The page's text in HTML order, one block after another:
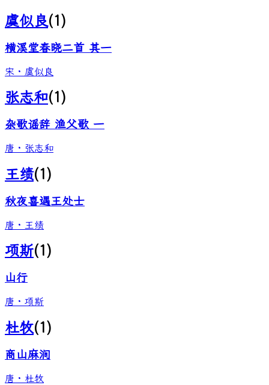
虞似良(1)
横溪堂春晓二首 其一
宋 · 虞似良
张志和(1)
杂歌谣辞 渔父歌 一
唐 · 张志和
王绩(1)
秋夜喜遇王处士
唐 · 王绩
项斯(1)
山行
唐 · 项斯
杜牧(1)
商山麻涧
唐 · 杜牧